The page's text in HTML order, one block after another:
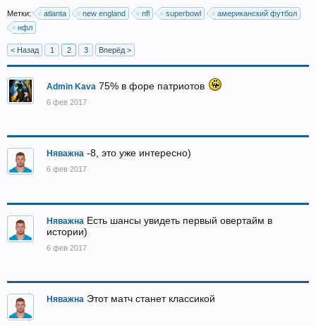
Метки: atlanta new england nfl superbowl
американский футбол
нфл
< Назад 1 2 3 Вперёд >
Admin Kava 75% в форе патриотов
6 фев 2017
Няважна -8, это уже интересно)
6 фев 2017
Няважна Есть шансы увидеть первый овертайм в
истории)
6 фев 2017
Няважна Этот матч станет классикой